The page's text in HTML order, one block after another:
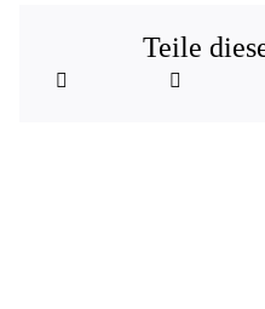
Teile